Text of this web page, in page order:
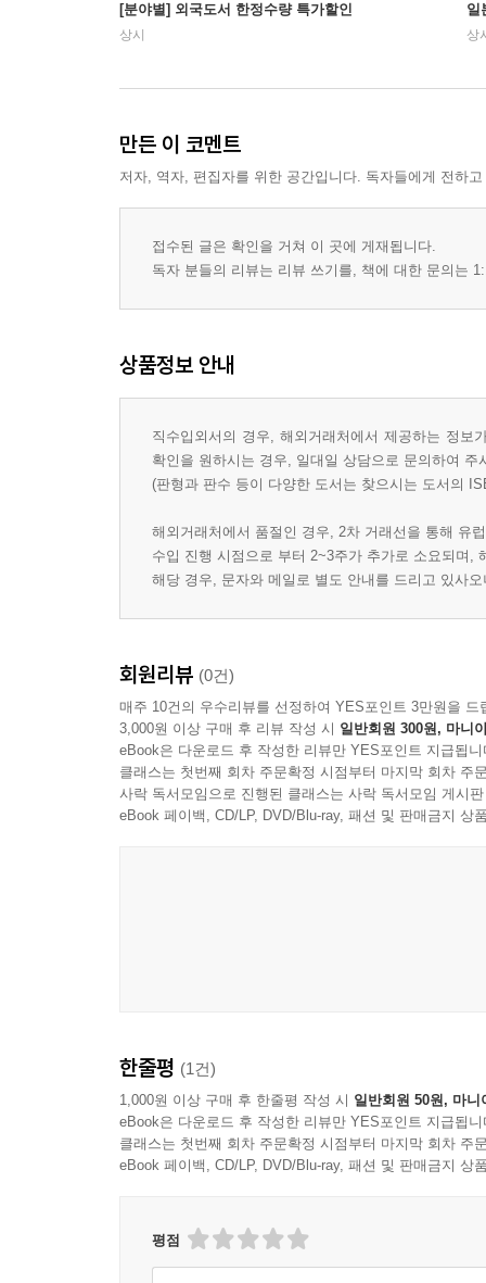
[분야별] 외국도서 한정수량 특가할인
상시
일
상
만든 이 코멘트
저자, 역자, 편집자를 위한 공간입니다. 독자들에게 전하
접수된 글은 확인을 거쳐 이 곳에 게재됩니다.
독자 분들의 리뷰는 리뷰 쓰기를, 책에 대한 문의는
상품정보 안내
직수입외서의 경우, 해외거래처에서 제공하는 정
확인을 원하시는 경우, 일대일 상담으로 문의하여 주
(판형과 판수 등이 다양한 도서는 찾으시는 도서의
해외거래처에서 품절인 경우, 2차 거래선을 통해 유
수입 진행 시점으로 부터 2~3주가 추가로 소요되며,
해당 경우, 문자와 메일로 별도 안내를 드리고 있사
회원리뷰 (0건)
매주 10건의 우수리뷰를 선정하여 YES포인트 3만원을 드
3,000원 이상 구매 후 리뷰 작성 시 일반회원 300원, 마니
eBook은 다운로드 후 작성한 리뷰만 YES포인트 지급됩니
클래스는 첫번째 회차 주문확정 시점부터 마지막 회차 주
사락 독서모임으로 진행된 클래스는 사락 독서모임 게시
eBook 페이백, CD/LP, DVD/Blu-ray, 패션 및 판매금지 상
한줄평 (1건)
1,000원 이상 구매 후 한줄평 작성 시 일반회원 50원, 마니
eBook은 다운로드 후 작성한 리뷰만 YES포인트 지급됩니
클래스는 첫번째 회차 주문확정 시점부터 마지막 회차 주
eBook 페이백, CD/LP, DVD/Blu-ray, 패션 및 판매금지 상
평점